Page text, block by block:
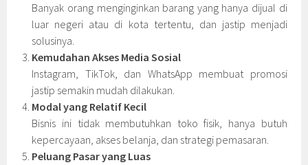
Banyak orang menginginkan barang yang hanya dijual di
luar negeri atau di kota tertentu, dan jastip menjadi
solusinya.
Kemudahan Akses Media Sosial
Instagram, TikTok, dan WhatsApp membuat promosi
jastip semakin mudah dilakukan.
Modal yang Relatif Kecil
Bisnis ini tidak membutuhkan toko fisik, hanya butuh
kepercayaan, akses belanja, dan strategi pemasaran.
Peluang Pasar yang Luas